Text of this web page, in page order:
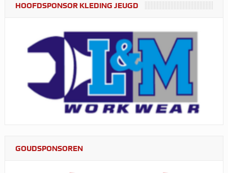
HOOFDSPONSOR KLEDING JEUGD
GOUDSPONSOREN